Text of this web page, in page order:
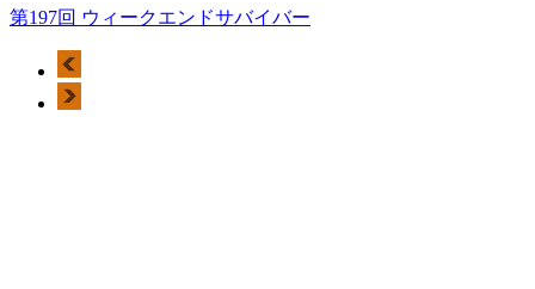
第197回 ウィークエンドサバイバー